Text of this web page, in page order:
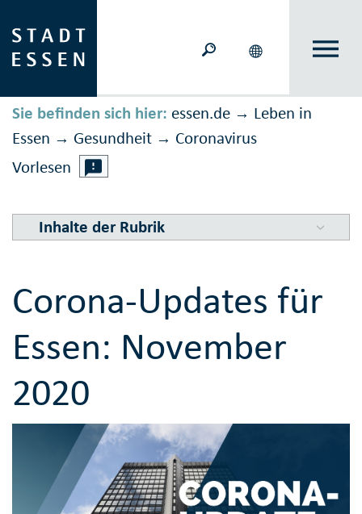
Sie befinden sich hier: essen.de → Leben in
Essen → Gesundheit → Corona­virus
Vorlesen
Inhalte der Rubrik
Corona-Updates für
Essen: November
2020